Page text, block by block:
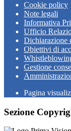
Cookie policy
Note legali
Informativa
Ufficio
Dichiarazione
Obiettivi di
Gestione
Pagina
Sezione